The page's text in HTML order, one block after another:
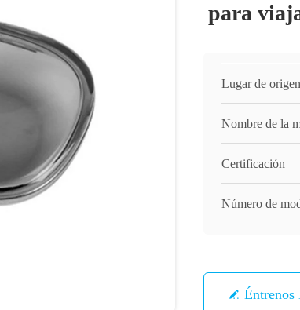
para
Lugar de origen
Nombre de la
Certificación
Número de
Éntrenos